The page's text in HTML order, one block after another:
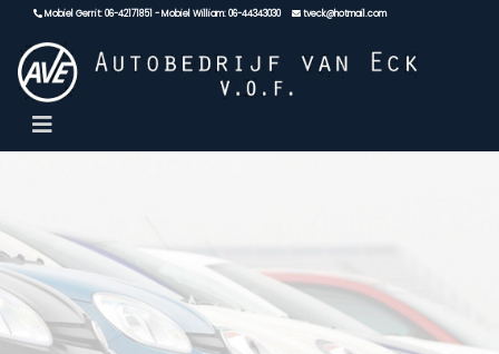
Mobiel Gerrit: 06-42171851 - Mobiel William: 06-44343030 tveck@hotmail.com